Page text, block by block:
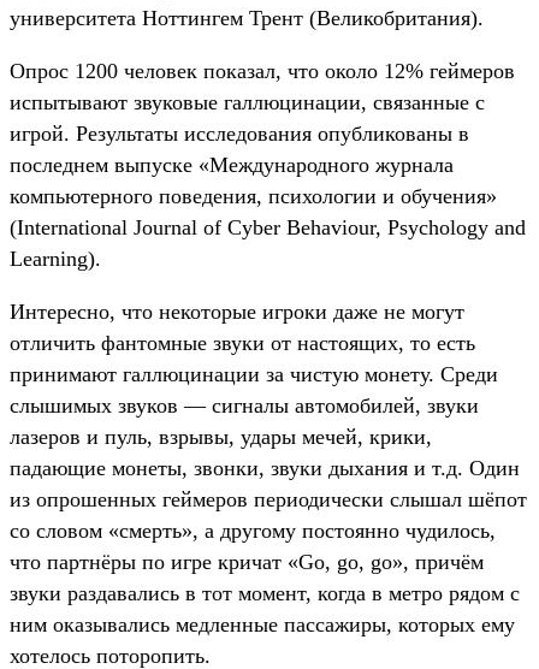
университета Ноттингем Трент (Великобритания).
Опрос 1200 человек показал, что около 12% геймеров
испытывают звуковые галлюцинации, связанные с
игрой. Результаты исследования опубликованы в
последнем выпуске «Международного журнала
компьютерного поведения, психологии и обучения»
(International Journal of Cyber Behaviour, Psychology and
Learning).
Интересно, что некоторые игроки даже не могут
отличить фантомные звуки от настоящих, то есть
принимают галлюцинации за чистую монету. Среди
слышимых звуков — сигналы автомобилей, звуки
лазеров и пуль, взрывы, удары мечей, крики,
падающие монеты, звонки, звуки дыхания и т.д. Один
из опрошенных геймеров периодически слышал шёпот
со словом «смерть», а другому постоянно чудилось,
что партнёры по игре кричат «Go, go, go», причём
звуки раздавались в тот момент, когда в метро рядом с
ним оказывались медленные пассажиры, которых ему
хотелось поторопить.